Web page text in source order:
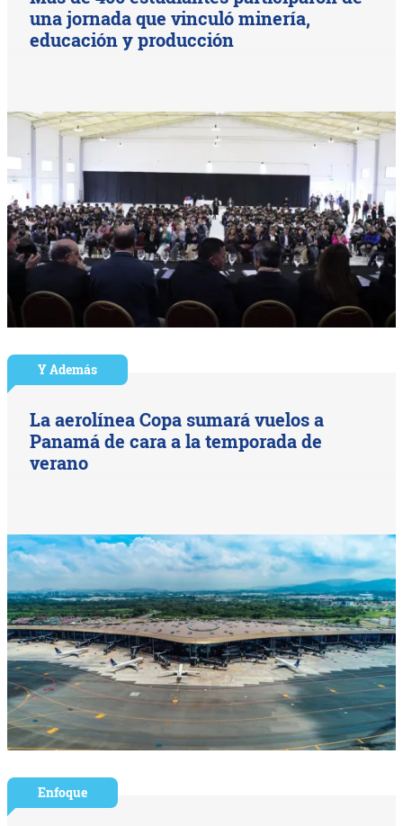
una jornada que vinculó minería,
educación y producción
Y Además
La aerolínea Copa sumará vuelos a
Panamá de cara a la temporada de
verano
Enfoque